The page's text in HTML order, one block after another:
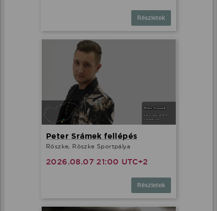
Részletek
Peter Srámek fellépés
Röszke, Röszke Sportpálya
2026.08.07 21:00 UTC+2
Részletek